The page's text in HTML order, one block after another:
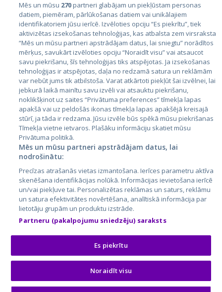
Страны
Эстония
Латвия
Литва
City24.lv
City24.ee
GetaPro.lv
GetaPro.ee
Skelbiu.lt
Autoplius.lt
Aruodas.lt
CVbankas.lt
Kainos.lt
Paslaugos.lt
auto24.ee
Osta.ee
KuldneBörs.ee
© 2026 GetaPro. Все права защищены.
Mēs un mūsu 270partneri glabājam un piekļūstam personas
datiem, piemēram, pārlūkošanas datiem vai unikālajiem
identifikatoriem jūsu ierīcē. Izvēloties opciju “Es piekrītu”, tiek
aktivizētas izsekošanas tehnoloģijas, kas atbalsta zem virsraksta
“Mēs un mūsu partneri apstrādājam datus, lai sniegtu” norādītos
mērķus, savukārt izvēloties opciju “Noraidīt visu” vai atsaucot
savu piekrišanu, šīs tehnoloģijas tiks atspējotas. Ja izsekošanas
tehnoloģijas ir atspējotas, daļa no redzamā satura un reklāmām
var nebūt jums tik atbilstoša. Varat atkārtoti piekļūt šai izvēlnei, lai
jebkurā laikā mainītu savu izvēli vai atsauktu piekrišanu,
noklikšķinot uz saites “Privātuma preferences” tīmekļa lapas
apakšā vai uz peldošās ikonas tīmekļa lapas apakšējā kreisajā
stūrī, ja tāda ir redzama. Jūsu izvēle būs spēkā mūsu piekrišanas
Tīmekļa vietne ietvaros. Plašāku informāciju skatiet mūsu
Privātuma politikā.
Mēs un mūsu partneri apstrādājam datus, lai
nodrošinātu:
Precīzas atrašanās vietas izmantošana. Ierīces parametru aktīva
skenēšana identifikācijas nolūkā. Informācijas ievietošana ierīcē
un/vai piekļuve tai. Personalizētas reklāmas un saturs, reklāmu
un satura efektivitātes novērtēšana, analītiskā informācija par
lietotāju grupām un produktu izstrāde.
Partneru (pakalpojumu sniedzēju) saraksts
Es piekrītu
Noraidīt visu